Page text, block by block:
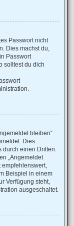
Passwort nicht
Dies machst du,
Passwort
solltest du dich
bleiben“
Dies
durch einen Dritten.
„Angemeldet
empfehlenswert,
Beispiel in einem
Verfügung steht,
ausgeschaltet.